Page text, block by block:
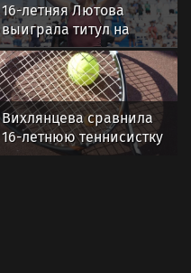
16-летняя Лютова
выиграла титул на
турнире WTA-250 в
Мемфисе
Вихлянцева сравнила
16-летнюю теннисистку
Лютову с Марией